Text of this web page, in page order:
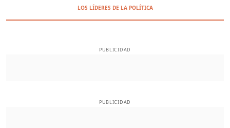
LOS LÍDERES DE LA POLÍTICA
PUBLICIDAD
PUBLICIDAD